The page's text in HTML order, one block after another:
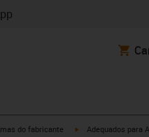
do fabricante igus-icon-arrow-right
Adequados para